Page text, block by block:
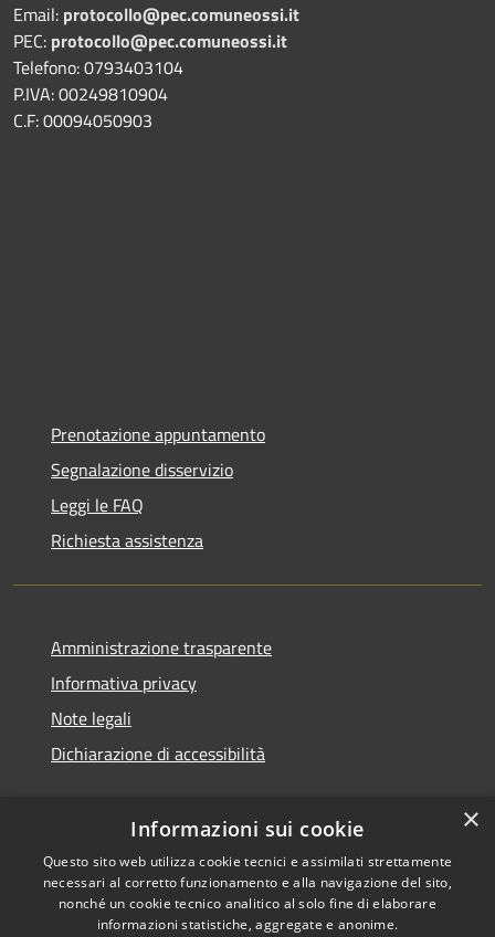
Email: protocollo@pec.comuneossi.it
PEC: protocollo@pec.comuneossi.it
Telefono: 0793403104
P.IVA: 00249810904
C.F: 00094050903
Prenotazione appuntamento
Segnalazione disservizio
Leggi le FAQ
Richiesta assistenza
Amministrazione trasparente
Informativa privacy
Note legali
Dichiarazione di accessibilità
×
Informazioni sui cookie
Questo sito web utilizza cookie tecnici e assimilati strettamente
necessari al corretto funzionamento e alla navigazione del sito,
nonché un cookie tecnico analitico al solo fine di elaborare
informazioni statistiche, aggregate e anonime.